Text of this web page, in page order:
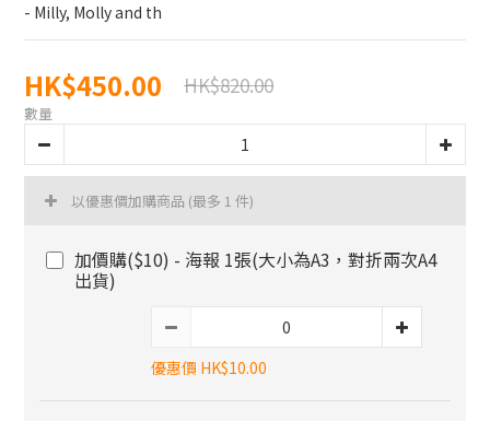
- Milly, Molly and th
HK$450.00 HK$820.00
數量
以優惠價加購商品 (最多 1 件)
加價購($10) - 海報 1張(大小為A3，對折兩次A4
出貨)
優惠價 HK$10.00